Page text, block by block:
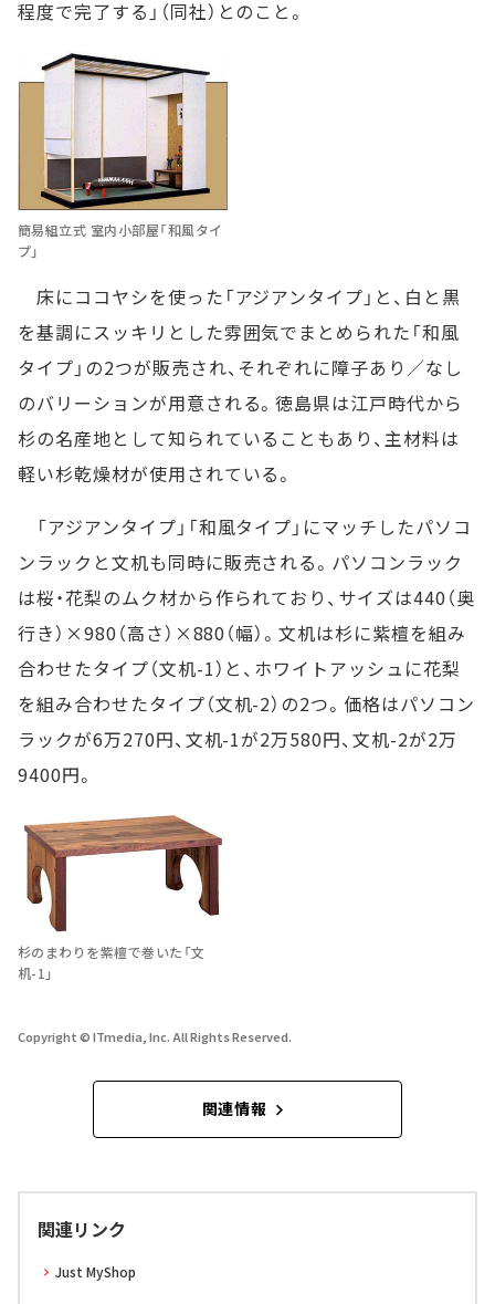
程度で完了する」（同社）とのこと。
簡易組立式 室内小部屋「和風タイ
プ」
床にココヤシを使った「アジアンタイプ」と、白と黒
を基調にスッキリとした雰囲気でまとめられた「和風
タイプ」の2つが販売され、それぞれに障子あり／なし
のバリーションが用意される。徳島県は江戸時代から
杉の名産地として知られていることもあり、主材料は
軽い杉乾燥材が使用されている。
「アジアンタイプ」「和風タイプ」にマッチしたパソコ
ンラックと文机も同時に販売される。パソコンラック
は桜・花梨のムク材から作られており、サイズは440（奥
行き）×980（高さ）×880（幅）。文机は杉に紫檀を組み
合わせたタイプ（文机-1）と、ホワイトアッシュに花梨
を組み合わせたタイプ（文机-2）の2つ。価格はパソコン
ラックが6万270円、文机-1が2万580円、文机-2が2万
9400円。
杉のまわりを紫檀で巻いた「文
机-1」
Copyright © ITmedia, Inc. All Rights Reserved.
関連情報
関連リンク
Just MyShop